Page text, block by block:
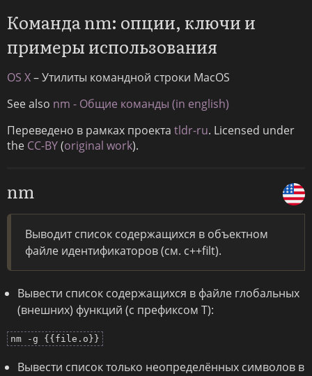
Команда nm: опции, ключи и
примеры использования
OS X– Утилиты командной строки MacOS
See also nm - Общие команды (in english)
Переведено в рамках проекта tldr-ru. Licensed under
the CC-BY(original work).
nm
Выводит список содержащихся в объектном
файле идентификаторов (см. c++filt).
Вывести список содержащихся в файле глобальных
(внешних) функций (с префиксом T):
nm -g {{file.o}}
Вывести список только неопределённых символов в